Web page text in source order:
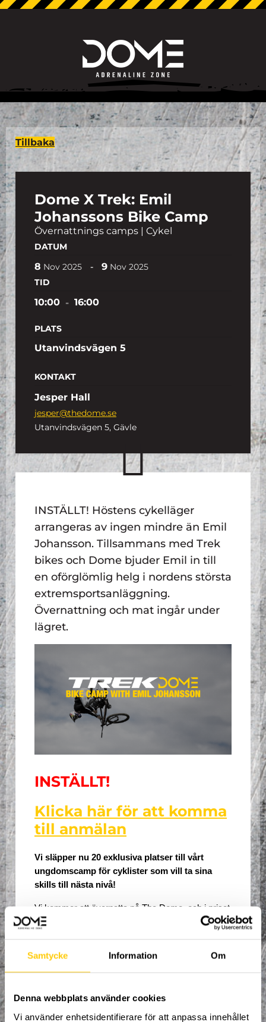
Samtycke Information Om
Denna webbplats använder cookies
Vi använder enhetsidentifierare för att anpassa innehållet
Tillbaka
Dome X Trek: Emil
Johanssons Bike Camp
Övernattnings camps | Cykel
DATUM
8 Nov 2025 - 9 Nov 2025
TID
10:00 - 16:00
PLATS
Utanvindsvägen 5
KONTAKT
Jesper Hall
jesper@thedome.se
Utanvindsvägen 5, Gävle
INSTÄLLT! Höstens cykelläger
arrangeras av ingen mindre än Emil
Johansson. Tillsammans med Trek
bikes och Dome bjuder Emil in till
en oförglömlig helg i nordens största
extremsportsanläggning.
Övernattning och mat ingår under
lägret.
INSTÄLLT!
Klicka här för att komma
till anmälan
Vi släpper nu 20 exklusiva platser till vårt
ungdomscamp för cyklister som vill ta sina
skills till nästa nivå!
Vi kommer att övernatta på The Dome, och i priset
ingår lunch, middag och frukost.
Är van att cykla i park och airbag